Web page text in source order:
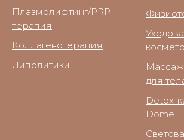
Плазмолифтинг/PRP
терапия
Коллагенотерапия
Липолитики
для
Detox-
Dome